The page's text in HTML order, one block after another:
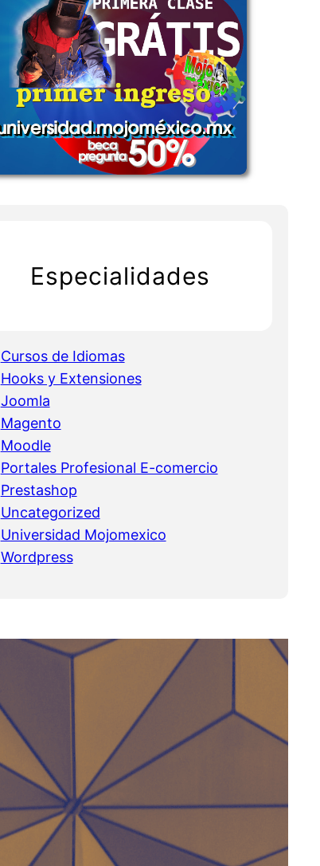
Especialidades
Cursos de Idiomas
Hooks y Extensiones
Joomla
Magento
Moodle
Portales Profesional E-comercio
Prestashop
Uncategorized
Universidad Mojomexico
Wordpress